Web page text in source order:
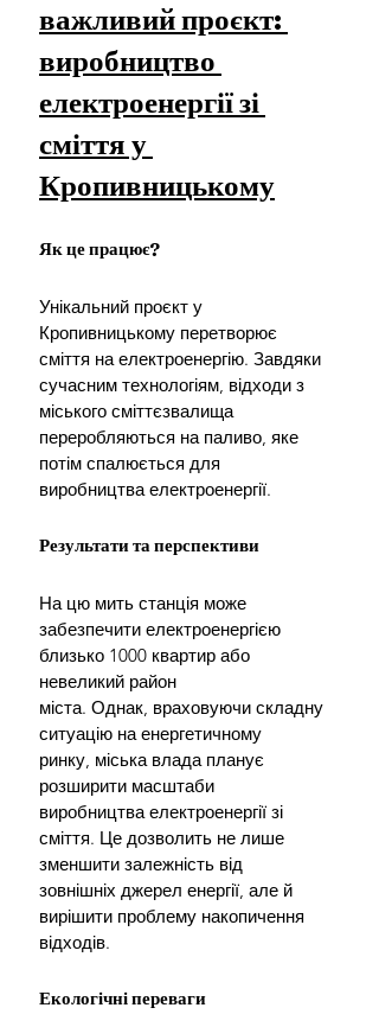
важливий проєкт:
виробництво
електроенергії зі
сміття у
Кропивницькому
Як це працює?
Унікальний проєкт у
Кропивницькому перетворює
сміття на електроенергію. Завдяки
сучасним технологіям, відходи з
міського сміттєзвалища
переробляються на паливо, яке
потім спалюється для
виробництва електроенергії.
Результати та перспективи
На цю мить станція може
забезпечити електроенергією
близько 1000 квартир або
невеликий район
міста. Однак, враховуючи складну
ситуацію на енергетичному
ринку, міська влада планує
розширити масштаби
виробництва електроенергії зі
сміття. Це дозволить не лише
зменшити залежність від
зовнішніх джерел енергії, але й
вирішити проблему накопичення
відходів.
Екологічні переваги